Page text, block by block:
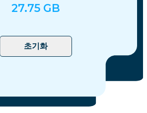
27.75 GB
초기화